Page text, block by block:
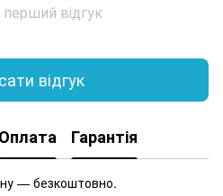
відгук
відгук
Оплата Гарантія
— безкоштовно.